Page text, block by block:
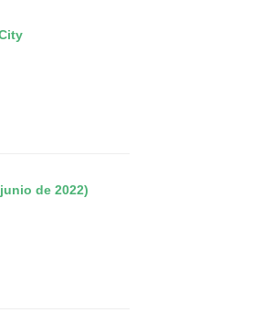
de 2022)